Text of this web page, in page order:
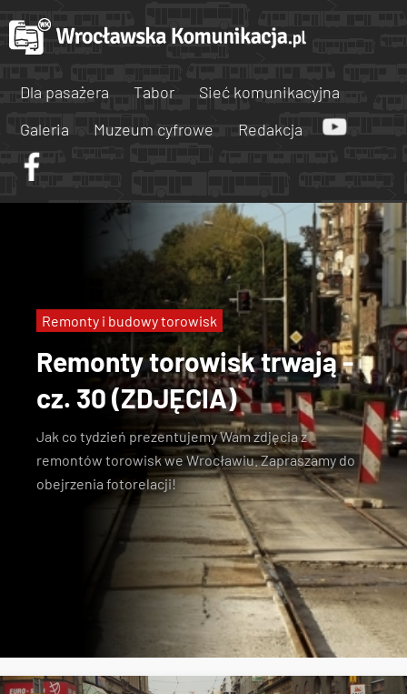
Dla pasażera Tabor
Sieć komunikacyjna
Galeria
Muzeum cyfrowe Redakcja
Remonty torowisk trwają -
cz. 30 (ZDJĘCIA)
Jak co tydzień prezentujemy Wam zdjęcia z
remontów torowisk we Wrocławiu. Zapraszamy do
obejrzenia fotorelacji!
Remonty i budowy torowisk